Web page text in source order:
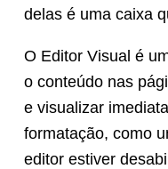
delas é uma caixa
O Editor Visual é
o conteúdo nas
e visualizar
formatação, como
editor estiver